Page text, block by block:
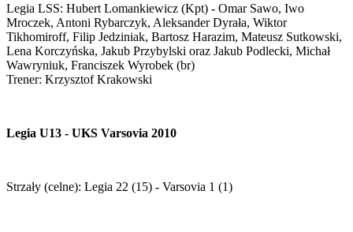
Legia LSS: Hubert Lomankiewicz (Kpt) - Omar Sawo, Iwo
Mroczek, Antoni Rybarczyk, Aleksander Dyrała, Wiktor
Tikhomiroff, Filip Jedziniak, Bartosz Harazim, Mateusz Sutkowski,
Lena Korczyńska, Jakub Przybylski oraz Jakub Podlecki, Michał
Wawryniuk, Franciszek Wyrobek (br)
Trener: Krzysztof Krakowski
Legia U13 - UKS Varsovia 2010
Strzały (celne): Legia 22 (15) - Varsovia 1 (1)